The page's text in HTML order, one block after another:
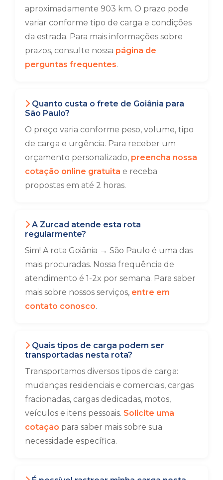
aproximadamente 903 km. O prazo pode
variar conforme tipo de carga e condições
da estrada. Para mais informações sobre
prazos, consulte nossa página de
perguntas frequentes.
Quanto custa o frete de Goiânia para
São Paulo?
O preço varia conforme peso, volume, tipo
de carga e urgência. Para receber um
orçamento personalizado, preencha nossa
cotação online gratuita e receba
propostas em até 2 horas.
A Zurcad atende esta rota
regularmente?
Sim! A rota Goiânia → São Paulo é uma das
mais procuradas. Nossa frequência de
atendimento é 1-2x por semana. Para saber
mais sobre nossos serviços, entre em
contato conosco.
Quais tipos de carga podem ser
transportadas nesta rota?
Transportamos diversos tipos de carga:
mudanças residenciais e comerciais, cargas
fracionadas, cargas dedicadas, motos,
veículos e itens pessoais. Solicite uma
cotação para saber mais sobre sua
necessidade específica.